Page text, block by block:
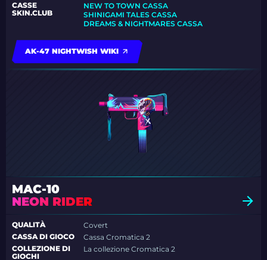
CASSE
SKIN.CLUB
NEW TO TOWN CASSA
SHINIGAMI TALES CASSA
DREAMS & NIGHTMARES CASSA
AK-47 NIGHTWISH WIKI
MAC-10
NEON RIDER
QUALITÀ
Covert
CASSA DI GIOCO
Cassa Cromatica 2
COLLEZIONE DI
GIOCHI
La collezione Cromatica 2